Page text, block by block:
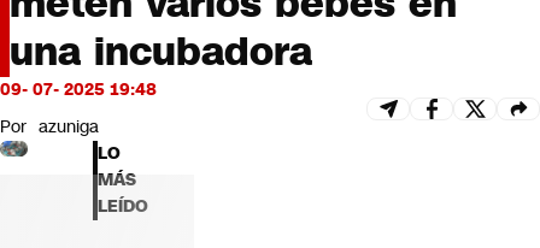
CNN tiempo
Futuro 360
Opinión
una incubadora
09- 07- 2025 19:48
Por azuniga
LO
MÁS
LEÍDO